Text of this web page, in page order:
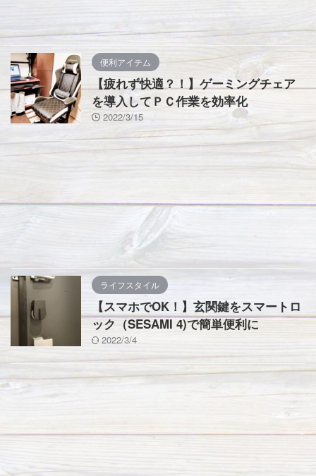
便利アイテム
【疲れず快適？！】ゲーミングチェア
を導入してＰＣ作業を効率化
2022/3/15
ライフスタイル
【スマホでOK！】玄関鍵をスマートロ
ック（SESAMI 4)で簡単便利に
2022/3/4